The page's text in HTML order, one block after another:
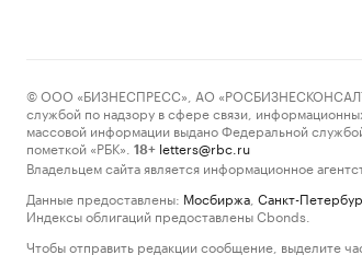
© ООО «БИЗНЕСПРЕСС», АО
службой по надзору в сфере связи,
массовой информации выдано Федеральной
пометкой «РБК».
18+ letters@rbc.ru
Владельцем сайта является информационное
Данные предоставлены: Мосбиржа Санкт-
Индексы облигаций предоставлены Cbonds.
Чтобы отправить редакции сообщение, выделите